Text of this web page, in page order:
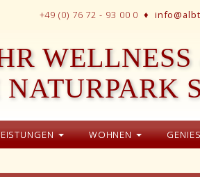
+49 (0) 76 72 - 93 00 0 ♦
WOHNEN